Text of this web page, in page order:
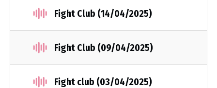
Fight Club (14/04/2025)
Fight Club (09/04/2025)
Fight club (03/04/2025)